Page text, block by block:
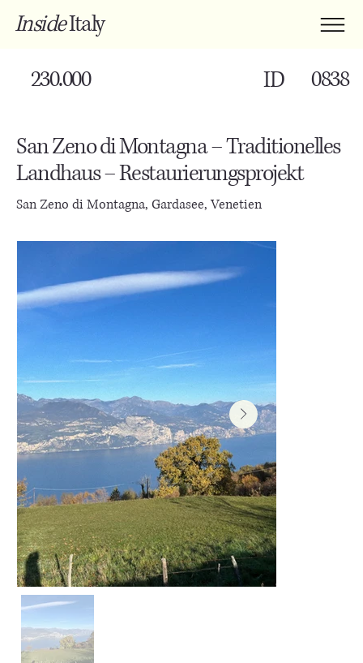
InsideItaly
San Zeno di Montagna – Traditionelles
Landhaus – Restaurierungsprojekt
San Zeno di Montagna, Gardasee, Venetien
230.000 ID 0838